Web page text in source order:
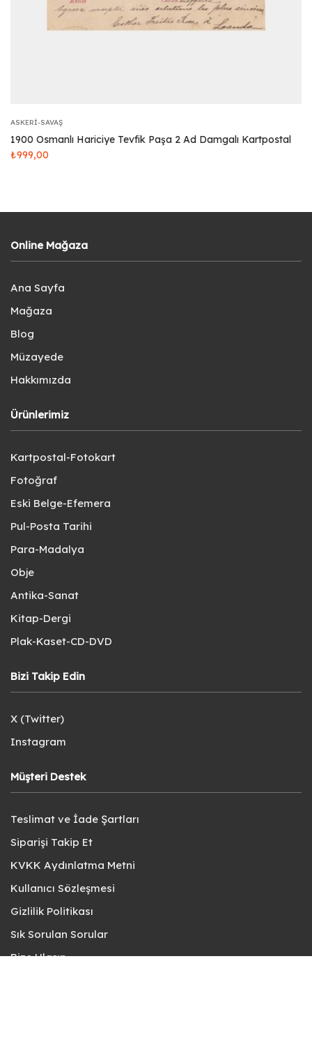
ASKERI-SAVAŞ
1900 Osmanlı Hariciye Tevfik Paşa 2 Ad Damgalı Kartpostal
₺999,00
Online Mağaza
Ana Sayfa
Mağaza
Blog
Müzayede
Hakkımızda
Ürünlerimiz
Kartpostal-Fotokart
Fotoğraf
Eski Belge-Efemera
Pul-Posta Tarihi
Para-Madalya
Obje
Antika-Sanat
Kitap-Dergi
Plak-Kaset-CD-DVD
Bizi Takip Edin
X (Twitter)
Instagram
Müşteri Destek
Teslimat ve İade Şartları
Siparişi Takip Et
KVKK Aydınlatma Metni
Kullanıcı Sözleşmesi
Gizlilik Politikası
Sık Sorulan Sorular
Bize Ulaşın